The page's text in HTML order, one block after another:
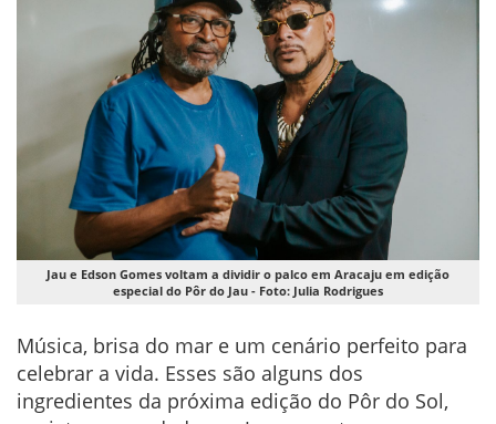
Jau e Edson Gomes voltam a dividir o palco em Aracaju em edição
especial do Pôr do Jau - Foto: Julia Rodrigues
Música, brisa do mar e um cenário perfeito para
celebrar a vida. Esses são alguns dos
ingredientes da próxima edição do Pôr do Sol,